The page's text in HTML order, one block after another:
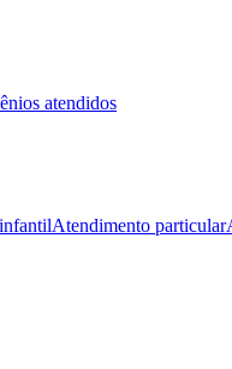
atendidos
Atendimento particular